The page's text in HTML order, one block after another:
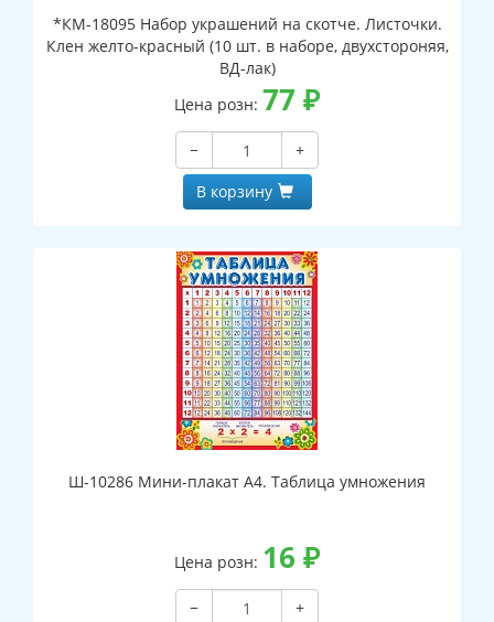
*КМ-18095 Набор украшений на скотче. Листочки.
Клен желто-красный (10 шт. в наборе, двухстороняя,
ВД-лак)
Цена розн: 77 ₽
−
+
В корзину
Ш-10286 Мини-плакат А4. Таблица умножения
Цена розн: 16 ₽
−
+